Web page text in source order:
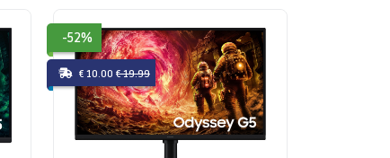
-52%
€ 10.00 € 19.99